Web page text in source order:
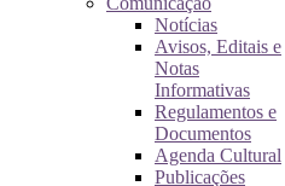
Notícias
Avisos, Editais e
Notas
Informativas
Regulamentos e
Documentos
Agenda Cultural
Publicações